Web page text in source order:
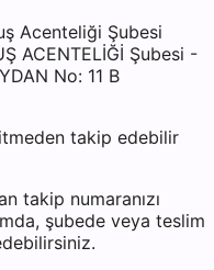
Acenteliği Şubesi
ACENTELİĞİ Şubesi -
No: 11 B
takip edebilir
takip numaranızı
şubede veya teslim